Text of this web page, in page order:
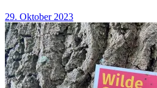
29. Oktober 2023